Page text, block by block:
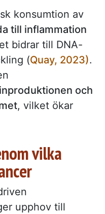
konsumtion av
till inflammation
bidrar till DNA-
(Quay, 2023).
och
, vilket ökar
vilka
upphov till